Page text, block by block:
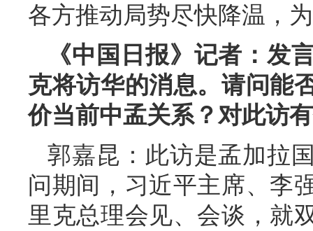
各方推动局势尽快降温，
《中国日报》记者：发
克将访华的消息。请问能
价当前中孟关系？对此访
郭嘉昆：此访是孟加拉
问期间，习近平主席、李
里克总理会见、会谈，就